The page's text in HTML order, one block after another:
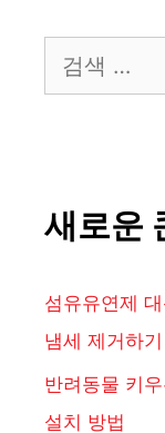
색:
새로운
섬유유연제
냄세 제거하기
반려동물 키
설치 방법